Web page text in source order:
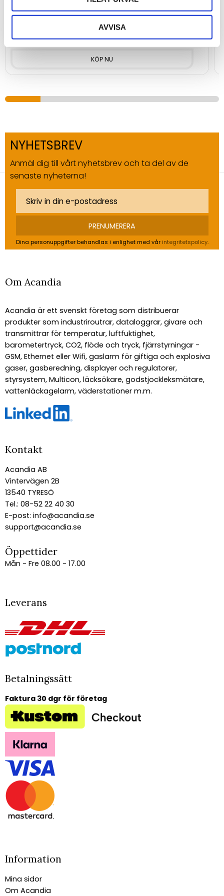
AVVISA
Kompakt fäste i plastutförande till produkter från Teltonika
NYHETSBREV
Anmäl dig till vårt nyhetsbrev och ta del av de
senaste nyheterna!
PRENUMERERA
Dina personuppgifter behandlas i enlighet med vår integritetspolicy.
Om Acandia
Acandia är ett svenskt företag som distribuerar
produkter som industriroutrar, dataloggrar, givare och
transmittrar för temperatur, luftfuktighet,
barometertryck, CO2, flöde och tryck, fjärrstyrningar -
GSM, Ethernet eller Wifi, gaslarm för giftiga och explosiva
gaser, gasberedning, displayer och regulatorer,
styrsystem, Multicon, läcksökare, godstjockleksmätare,
vattenläckagelarm, väderstationer m.m.
Kontakt
Acandia AB
Vintervägen 2B
13540 TYRESÖ
Tel.: 08-52 22 40 30
E-post: info@acandia.se
support@acandia.se
Öppettider
Mån - Fre 08.00 - 17.00
Leverans
Betalningssätt
Faktura 30 dgr för företag
Information
Mina sidor
Om Acandia